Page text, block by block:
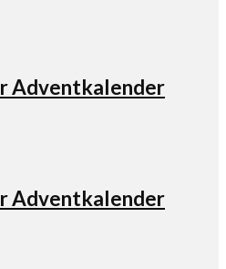
Adventkalender
Adventkalender